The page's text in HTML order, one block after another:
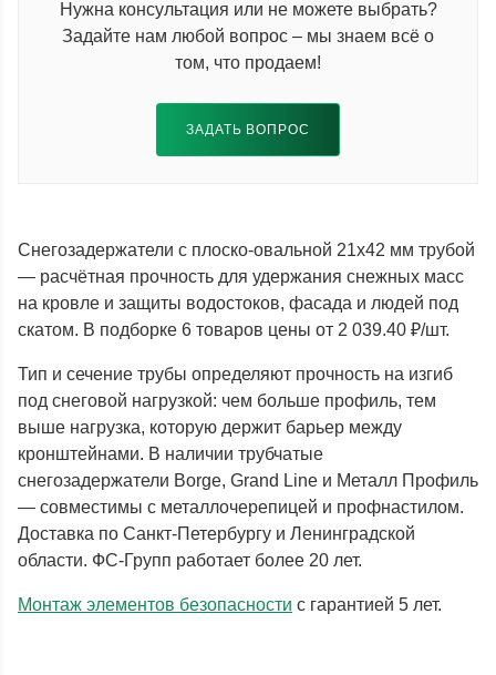
Нужна консультация или не можете выбрать?
Задайте нам любой вопрос – мы знаем всё о
том, что продаем!
ЗАДАТЬ ВОПРОС
Снегозадержатели с плоско-овальной 21x42 мм трубой
— расчётная прочность для удержания снежных масс
на кровле и защиты водостоков, фасада и людей под
скатом. В подборке 6 товаров цены от 2 039.40 ₽/шт.
Тип и сечение трубы определяют прочность на изгиб
под снеговой нагрузкой: чем больше профиль, тем
выше нагрузка, которую держит барьер между
кронштейнами. В наличии трубчатые
снегозадержатели Borge, Grand Line и Металл Профиль
— совместимы с металлочерепицей и профнастилом.
Доставка по Санкт-Петербургу и Ленинградской
области. ФС-Групп работает более 20 лет.
Монтаж элементов безопасности с гарантией 5 лет.